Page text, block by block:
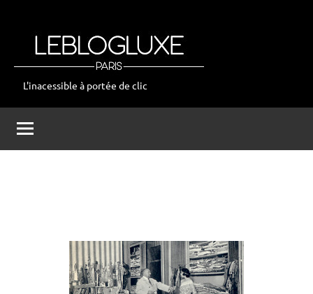
leblogluxe
L'inacessible à portée de clic